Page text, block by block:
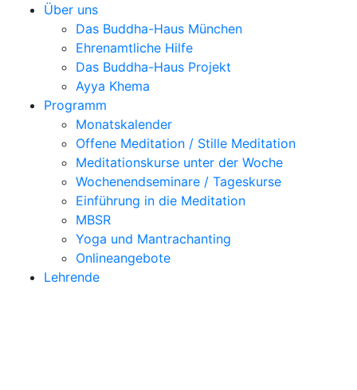
Über uns
Das Buddha-Haus München
Ehrenamtliche Hilfe
Das Buddha-Haus Projekt
Ayya Khema
Programm
Monatskalender
Offene Meditation / Stille Meditation
Meditationskurse unter der Woche
Wochenendseminare / Tageskurse
Einführung in die Meditation
MBSR
Yoga und Mantrachanting
Onlineangebote
Lehrende